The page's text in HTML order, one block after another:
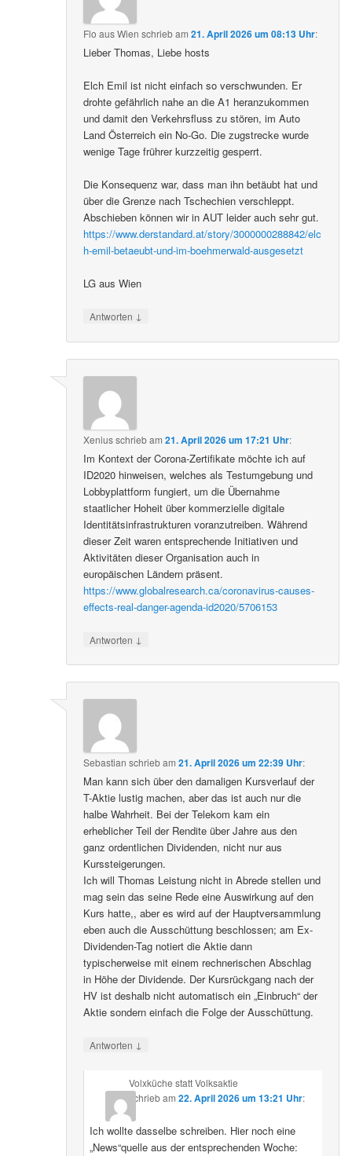
Flo aus Wien schriebam21. April 2026 um 08:13 Uhr:
Lieber Thomas, Liebe hosts
Elch Emil ist nicht einfach so verschwunden. Er
drohte gefährlich nahe an die A1 heranzukommen
und damit den Verkehrsfluss zu stören, im Auto
Land Österreich ein No-Go. Die zugstrecke wurde
wenige Tage frührer kurzzeitig gesperrt.
Die Konsequenz war, dass man ihn betäubt hat und
über die Grenze nach Tschechien verschleppt.
Abschieben können wir in AUT leider auch sehr gut.
https://www.derstandard.at/story/3000000288842/elc
h-emil-betaeubt-und-im-boehmerwald-ausgesetzt
LG aus Wien
Antworten ↓
Xeniusschriebam21. April 2026 um 17:21 Uhr:
Im Kontext der Corona-Zertifikate möchte ich auf
ID2020 hinweisen, welches als Testumgebung und
Lobbyplattform fungiert, um die Übernahme
staatlicher Hoheit über kommerzielle digitale
Identitätsinfrastrukturen voranzutreiben. Während
dieser Zeit waren entsprechende Initiativen und
Aktivitäten dieser Organisation auch in
europäischen Ländern präsent.
https://www.globalresearch.ca/coronavirus-causes-
effects-real-danger-agenda-id2020/5706153
Antworten ↓
Sebastian schriebam21. April 2026 um 22:39 Uhr:
Man kann sich über den damaligen Kursverlauf der
T-Aktie lustig machen, aber das ist auch nur die
halbe Wahrheit. Bei der Telekom kam ein
erheblicher Teil der Rendite über Jahre aus den
ganz ordentlichen Dividenden, nicht nur aus
Kurssteigerungen.
Ich will Thomas Leistung nicht in Abrede stellen und
mag sein das seine Rede eine Auswirkung auf den
Kurs hatte,, aber es wird auf der Hauptversammlung
eben auch die Ausschüttung beschlossen; am Ex-
Dividenden-Tag notiert die Aktie dann
typischerweise mit einem rechnerischen Abschlag
in Höhe der Dividende. Der Kursrückgang nach der
HV ist deshalb nicht automatisch ein „Einbruch“ der
Aktie sondern einfach die Folge der Ausschüttung.
Antworten ↓
Volxküche statt Volksaktie
schriebam 22. April 2026 um 13:21 Uhr:
Ich wollte dasselbe schreiben. Hier noch eine
„News“quelle aus der entsprechenden Woche: